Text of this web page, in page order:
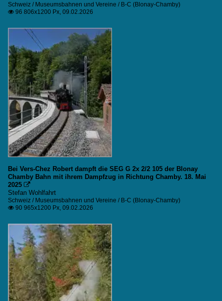
Schweiz / Museumsbahnen und Vereine / B-C (Blonay-Chamby)
 96 806x1200 Px, 09.02.2026
Bei Vers-Chez Robert dampft die SEG G 2x 2/2 105 der Blonay
Chamby Bahn mit ihrem Dampfzug in Richtung Chamby. 18. Mai
2025 
Stefan Wohlfahrt
Schweiz / Museumsbahnen und Vereine / B-C (Blonay-Chamby)
 90 965x1200 Px, 09.02.2026